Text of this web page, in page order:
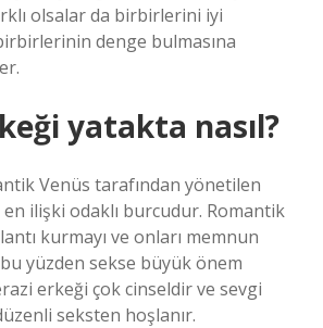
olsalar da birbirlerini iyi
denge bulmasına
yatakta nasıl?
Venüs tarafından yönetilen
en ilişki odaklı burcudur. Romantik
kurmayı ve onları memnun
yüzden sekse büyük önem
erkeği çok cinseldir ve sevgi
seksten hoşlanır.